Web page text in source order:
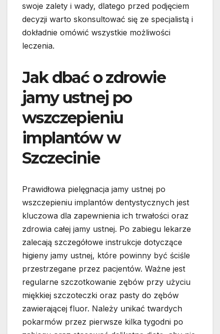
swoje zalety i wady, dlatego przed podjęciem
decyzji warto skonsultować się ze specjalistą i
dokładnie omówić wszystkie możliwości
leczenia.
Jak dbać o zdrowie
jamy ustnej po
wszczepieniu
implantów w
Szczecinie
Prawidłowa pielęgnacja jamy ustnej po
wszczepieniu implantów dentystycznych jest
kluczowa dla zapewnienia ich trwałości oraz
zdrowia całej jamy ustnej. Po zabiegu lekarze
zalecają szczegółowe instrukcje dotyczące
higieny jamy ustnej, które powinny być ściśle
przestrzegane przez pacjentów. Ważne jest
regularne szczotkowanie zębów przy użyciu
miękkiej szczoteczki oraz pasty do zębów
zawierającej fluor. Należy unikać twardych
pokarmów przez pierwsze kilka tygodni po